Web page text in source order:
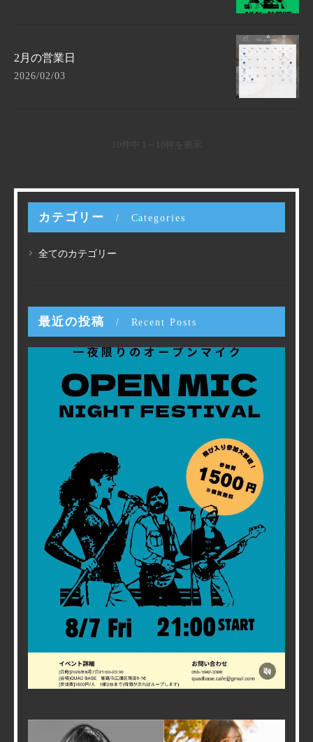
2月の営業日
2026/02/03
10件中 1～10件を表示
カテゴリー Categories
全てのカテゴリー
最近の投稿 Recent Posts